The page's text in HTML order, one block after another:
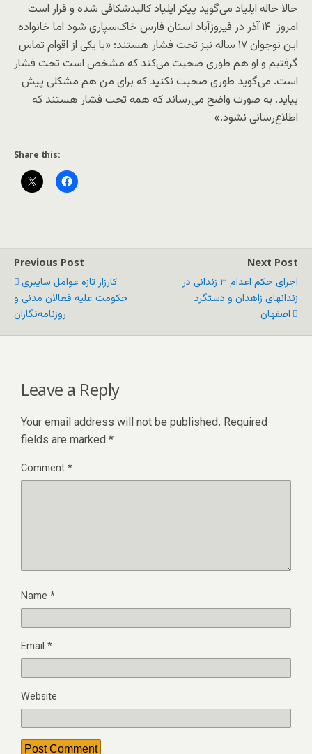
حالا خاله ایلیاد می‌گوید پیکر ایلیاد کالبدشکافی شده و قرار است
امروز ۱۴ آذر در فیروز‌آباد استان فارس خاک‌سپاری شود اما خانواده
این نوجوان ۱۷ ساله نیز تحت فشار هستند: «با یکی از اقوام تماس
گرفتیم و او هم طوری صحبت می‌کند که مشخص است تحت فشار
است. می‌گوید طوری صحبت نکنید که برای من هم مشکلی پیش
بیاید. به صورت واضح می‌رساند که همه تحت فشار هستند که
اطلاع‌رسانی نشود.»
Share this:
Previous Post
کارزار تازه عوامل سایبری
حکومت علیه فعالان مدنی و
روزنامه‌نگاران
Next Post
اجرای حکم اعدام ۳ زندانی در
زندانهای زاهدان و دستگرد
اصفهان
Leave a Reply
Your email address will not be published. Required
fields are marked *
Comment*
Name *
Email *
Website